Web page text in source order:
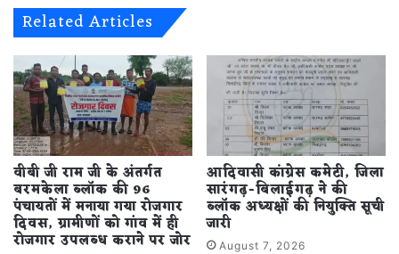
विजय
जुलूस
निकालकर
आतिशबाजी
किया
Related Articles
वीबी जी राम जी के अंतर्गत
बरमकेला ब्लॉक की 96
पंचायतों में मनाया गया रोजगार
दिवस, ग्रामीणों को गांव में ही
रोजगार उपलब्ध कराने पर जोर
आदिवासी कांग्रेस कमेटी, जिला
सारंगढ़-बिलाईगढ़ ने की
ब्लॉक अध्यक्षों की नियुक्ति सूची
जारी
August 7, 2026